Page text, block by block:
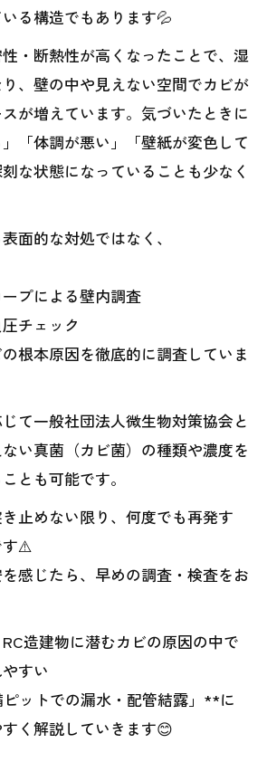
る構造でもあります💦
・断熱性が高くなったことで、湿
、壁の中や見えない空間でカビが
が増えています。気づいたときに
「体調が悪い」「壁紙が変色して
な状態になっていることも少なく
面的な対処ではなく、
プによる壁内調査
チェック
根本原因を徹底的に調査していま
て一般社団法人微生物対策協会と
い真菌（カビ菌）の種類や濃度を
とも可能です。
止めない限り、何度でも再発す
す⚠️
感じたら、早めの調査・検査をお
造建物に潜むカビの原因の中で
すい
ットでの漏水・配管結露」**に
く解説していきます😊